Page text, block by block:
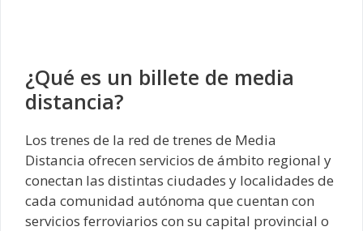
¿Qué es un billete de media
distancia?
Los trenes de la red de trenes de Media
Distancia ofrecen servicios de ámbito regional y
conectan las distintas ciudades y localidades de
cada comunidad autónoma que cuentan con
servicios ferroviarios con su capital provincial o